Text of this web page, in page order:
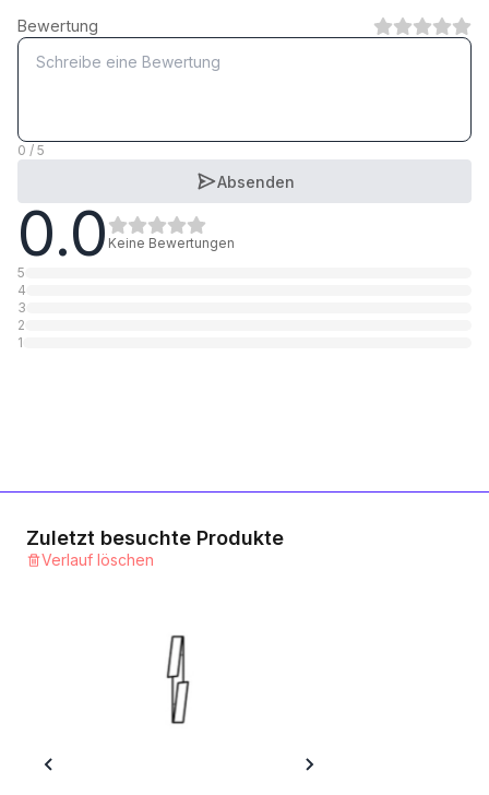
Stahl verzinkt
1 Kategorie
Stahl gelbverzinkt
1 Kategorie
Bewertung
0 / 5
Absenden
0.0 Keine Bewertungen
5
4
3
2
1
Zuletzt besuchte Produkte
Verlauf löschen